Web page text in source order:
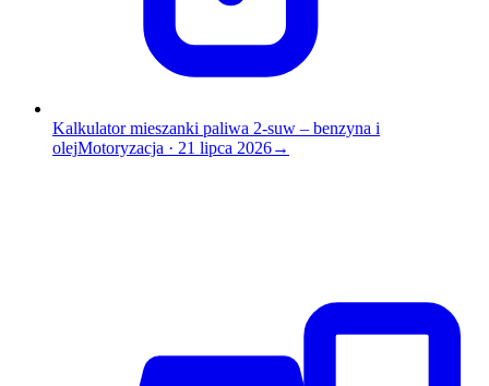
Kalkulator mieszanki paliwa 2-suw – benzyna i
olejMotoryzacja · 21 lipca 2026→